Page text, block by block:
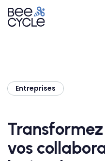
Entreprises
vos